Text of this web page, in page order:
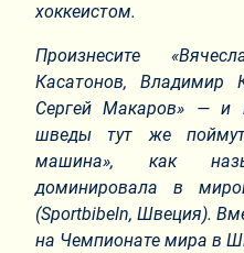
хоккеистом.
Произнесите
Касатонов, Владимир
Сергей Макаров» — и
шведы тут же
машина», как
доминировала в
(Sportbibeln, Швеция).
на Чемпионате мира в